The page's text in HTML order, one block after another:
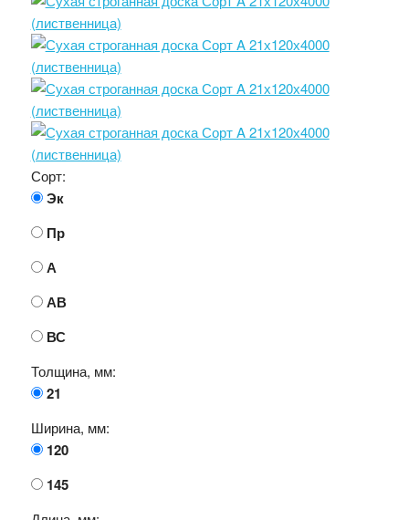
Сорт:
Эк
Пр
А
АВ
ВС
Толщина, мм:
21
Ширина, мм:
120
145